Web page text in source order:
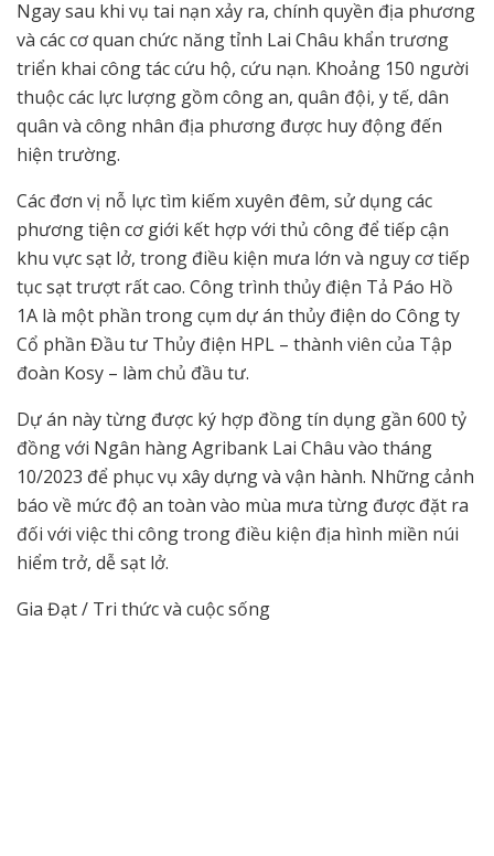
Ngay sau khi vụ tai nạn xảy ra, chính quyền địa phương
và các cơ quan chức năng tỉnh Lai Châu khẩn trương
triển khai công tác cứu hộ, cứu nạn. Khoảng 150 người
thuộc các lực lượng gồm công an, quân đội, y tế, dân
quân và công nhân địa phương được huy động đến
hiện trường.
Các đơn vị nỗ lực tìm kiếm xuyên đêm, sử dụng các
phương tiện cơ giới kết hợp với thủ công để tiếp cận
khu vực sạt lở, trong điều kiện mưa lớn và nguy cơ tiếp
tục sạt trượt rất cao. Công trình thủy điện Tả Páo Hồ
1A là một phần trong cụm dự án thủy điện do Công ty
Cổ phần Đầu tư Thủy điện HPL – thành viên của Tập
đoàn Kosy – làm chủ đầu tư.
Dự án này từng được ký hợp đồng tín dụng gần 600 tỷ
đồng với Ngân hàng Agribank Lai Châu vào tháng
10/2023 để phục vụ xây dựng và vận hành. Những cảnh
báo về mức độ an toàn vào mùa mưa từng được đặt ra
đối với việc thi công trong điều kiện địa hình miền núi
hiểm trở, dễ sạt lở.
Gia Đạt / Tri thức và cuộc sống